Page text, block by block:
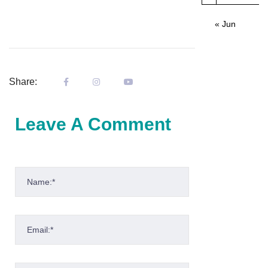
Share:
Leave A Comment
« Jun